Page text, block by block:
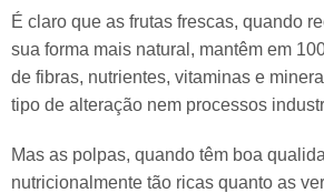
É claro que as frutas frescas, quando
sua forma mais natural, mantêm em
de fibras, nutrientes, vitaminas e
tipo de alteração nem processos
Mas as polpas, quando têm boa
nutricionalmente tão ricas quanto as